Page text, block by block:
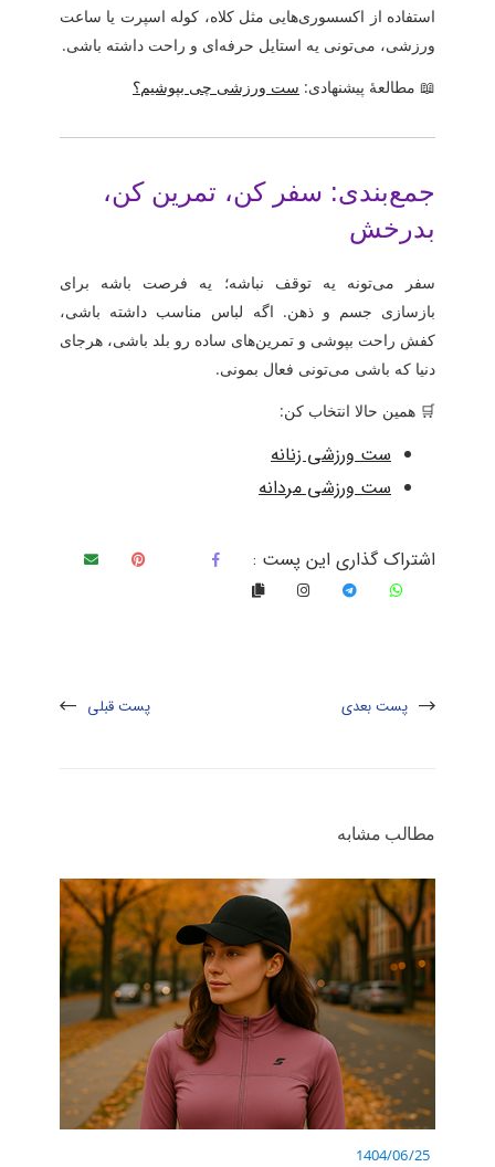
استفاده از اکسسوری‌هایی مثل کلاه، کوله اسپرت یا ساعت
ورزشی، می‌تونی یه استایل حرفه‌ای و راحت داشته باشی.
📖 مطالعهٔ پیشنهادی: ست ورزشی چی بپوشیم؟
جمع‌بندی: سفر کن، تمرین کن،
بدرخش
سفر می‌تونه یه توقف نباشه؛ یه فرصت باشه برای
بازسازی جسم و ذهن. اگه لباس مناسب داشته باشی،
کفش راحت بپوشی و تمرین‌های ساده رو بلد باشی، هرجای
دنیا که باشی می‌تونی فعال بمونی.
🛒 همین حالا انتخاب کن:
ست ورزشی زنانه
ست ورزشی مردانه
اشتراک گذاری این پست :
پست قبلی پست بعدی
مطالب مشابه
1404/06/25